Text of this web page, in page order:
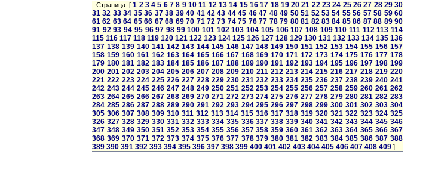
Страница: [1 2 3 4 5 6 7 8 9 10 11 12 13 14 15 16 17 18 19 20 21 22 23 24 25 26 27 28 29 30
31 32 33 34 35 36 37 38 39 40 41 42 43 44 45 46 47 48 49 50 51 52 53 54 55 56 57 58 59 60
61 62 63 64 65 66 67 68 69 70 71 72 73 74 75 76 77 78 79 80 81 82 83 84 85 86 87 88 89 90
91 92 93 94 95 96 97 98 99 100 101 102 103 104 105 106 107 108 109 110 111 112 113 114
115 116 117 118 119 120 121 122 123 124 125 126 127 128 129 130 131 132 133 134 135 136
137 138 139 140 141 142 143 144 145 146 147 148 149 150 151 152 153 154 155 156 157
158 159 160 161 162 163 164 165 166 167 168 169 170 171 172 173 174 175 176 177 178
179 180 181 182 183 184 185 186 187 188 189 190 191 192 193 194 195 196 197 198 199
200 201 202 203 204 205 206 207 208 209 210 211 212 213 214 215 216 217 218 219 220
221 222 223 224 225 226 227 228 229 230 231 232 233 234 235 236 237 238 239 240 241
242 243 244 245 246 247 248 249 250 251 252 253 254 255 256 257 258 259 260 261 262
263 264 265 266 267 268 269 270 271 272 273 274 275 276 277 278 279 280 281 282 283
284 285 286 287 288 289 290 291 292 293 294 295 296 297 298 299 300 301 302 303 304
305 306 307 308 309 310 311 312 313 314 315 316 317 318 319 320 321 322 323 324 325
326 327 328 329 330 331 332 333 334 335 336 337 338 339 340 341 342 343 344 345 346
347 348 349 350 351 352 353 354 355 356 357 358 359 360 361 362 363 364 365 366 367
368 369 370 371 372 373 374 375 376 377 378 379 380 381 382 383 384 385 386 387 388
389 390 391 392 393 394 395 396 397 398 399 400 401 402 403 404 405 406 407 408 409 ]